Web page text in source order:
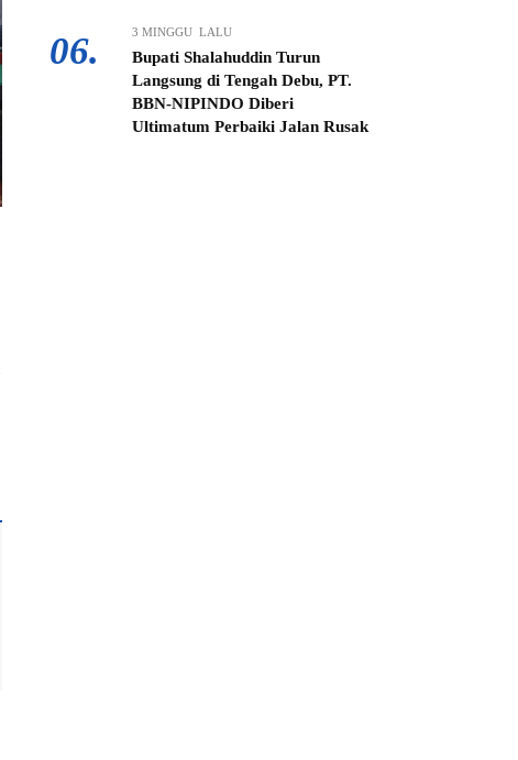
06. 3 MINGGU LALU
Bupati Shalahuddin Turun
Langsung di Tengah Debu, PT.
BBN-NIPINDO Diberi
Ultimatum Perbaiki Jalan Rusak